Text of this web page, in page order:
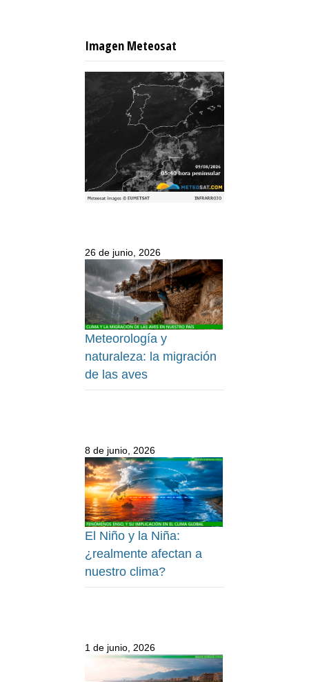
Imagen Meteosat
26 de junio, 2026
Meteorología y
naturaleza: la migración
de las aves
8 de junio, 2026
El Niño y la Niña:
¿realmente afectan a
nuestro clima?
1 de junio, 2026